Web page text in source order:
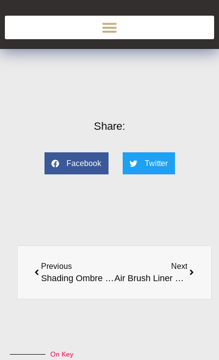
Share:
Facebook Twitter
Previous
Shading Ombre coures
Next
Air Brush Liner Course
On Key